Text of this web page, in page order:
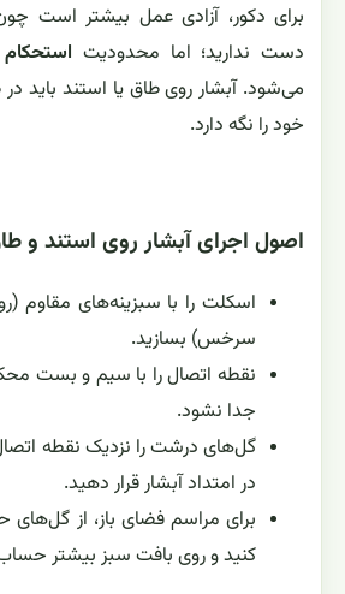
برای دکور، آزادی عمل بیشتر است
دست ندارید؛ اما محدودیت استحکام
می‌شود. آبشار روی طاق یا استند باید
خود را نگه دارد.
اصول اجرای آبشار روی استند و
اسکلت را با سبزینه‌های مقاوم
سرخس) بسازید.
نقطه اتصال را با سیم و بست
جدا نشود.
گل‌های درشت را نزدیک نقطه
در امتداد آبشار قرار دهید.
برای مراسم فضای باز، از
کنید و روی بافت سبز بیشتر